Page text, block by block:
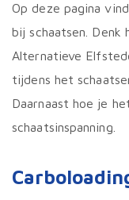
Op deze pagina
bij schaatsen. Denk
Alternatieve
tijdens het
Daarnaast hoe je
schaatsinspanning.